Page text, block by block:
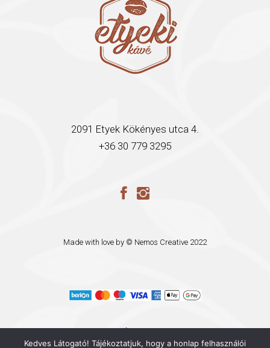
2091 Etyek Kökényes utca 4.
+36 30 779 3295
Made with love by © Nemos Creative 2022
Kedves Látogató! Tájékoztatjuk, hogy a honlap felhasználói